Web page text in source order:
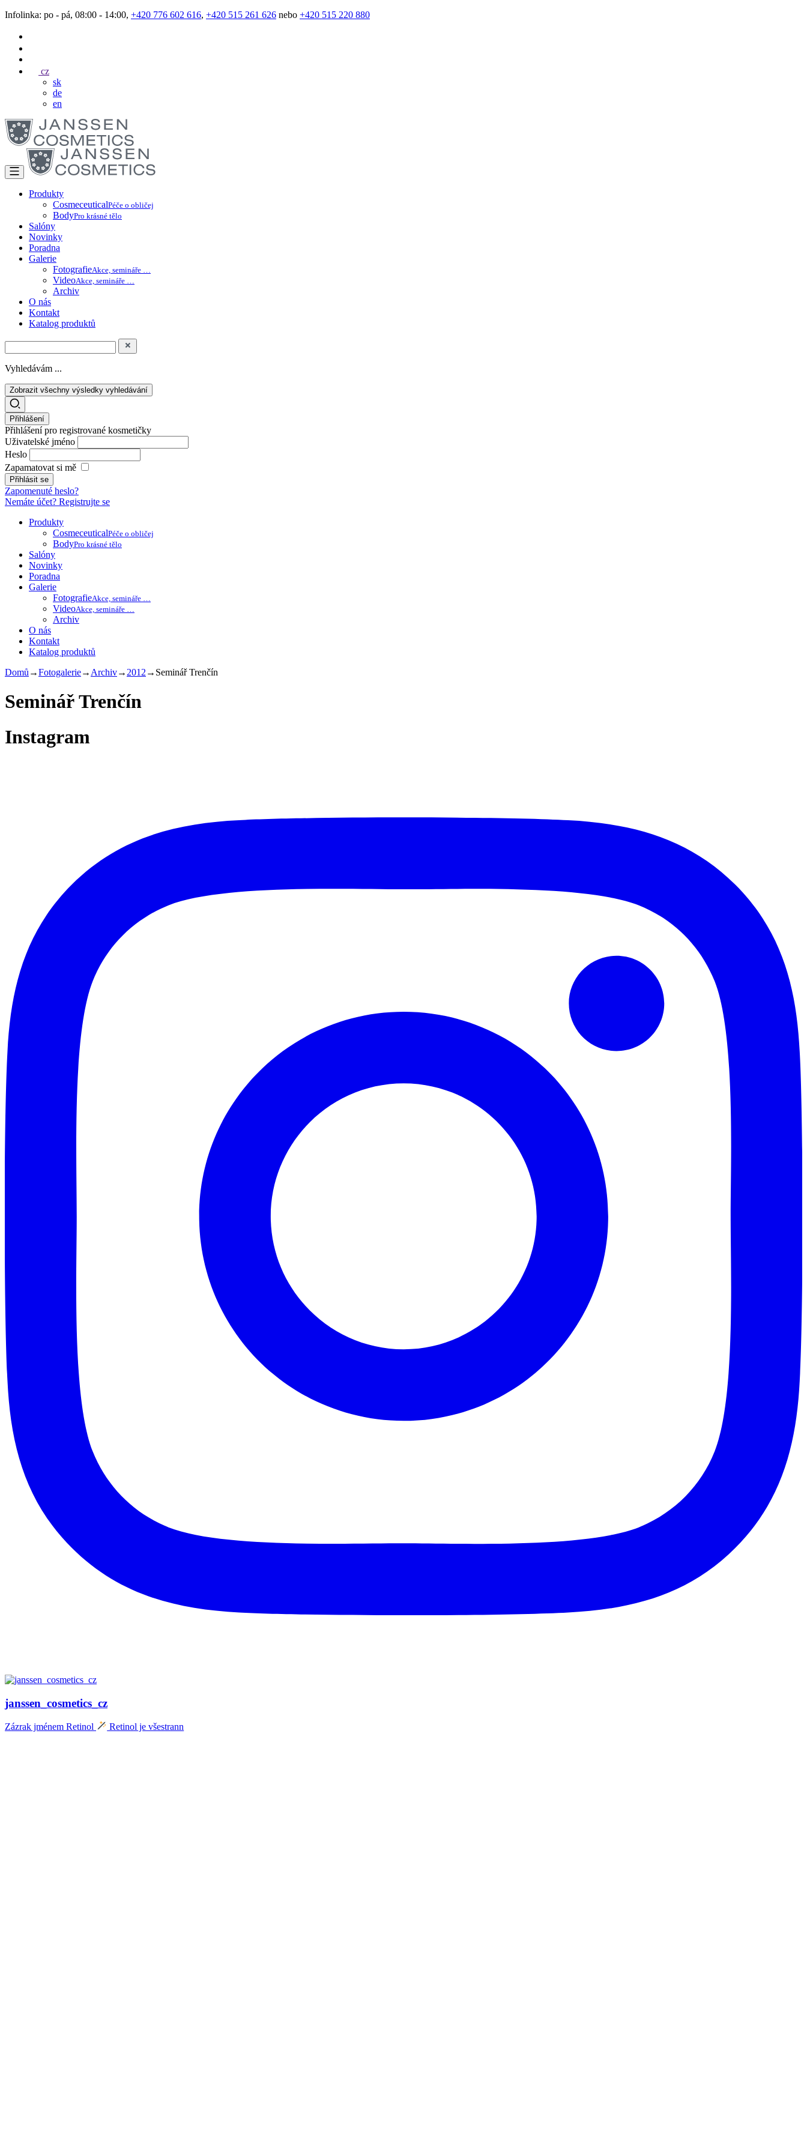
Infolinka: po - pá, 08:00 - 14:00, +420 776 602 616, +420 515 261 626 nebo +420 515 220 880
cz
sk
de
en
Produkty
CosmeceuticalPéče o obličej
BodyPro krásné tělo
Salóny
Novinky
Poradna
Galerie
FotografieAkce, semináře …
VideoAkce, semináře …
Archiv
O nás
Kontakt
Katalog produktů
Vyhledávám ...
Zobrazit všechny výsledky vyhledávání
Přihlášení
Přihlášení pro registrované kosmetičky
Uživatelské jméno
Heslo
Zapamatovat si mě
Zapomenuté heslo?
Nemáte účet? Registrujte se
Produkty
CosmeceuticalPéče o obličej
BodyPro krásné tělo
Salóny
Novinky
Poradna
Galerie
FotografieAkce, semináře …
VideoAkce, semináře …
Archiv
O nás
Kontakt
Katalog produktů
Domů →Fotogalerie→ Archiv→ 2012 → Seminář Trenčín
Seminář Trenčín
Instagram
janssen_cosmetics_cz
Zázrak jménem Retinol Retinol je všestrann